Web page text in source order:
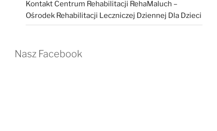
Kontakt Centrum Rehabilitacji RehaMaluch –
Ośrodek Rehabilitacji Leczniczej Dziennej Dla Dzieci
Nasz Facebook